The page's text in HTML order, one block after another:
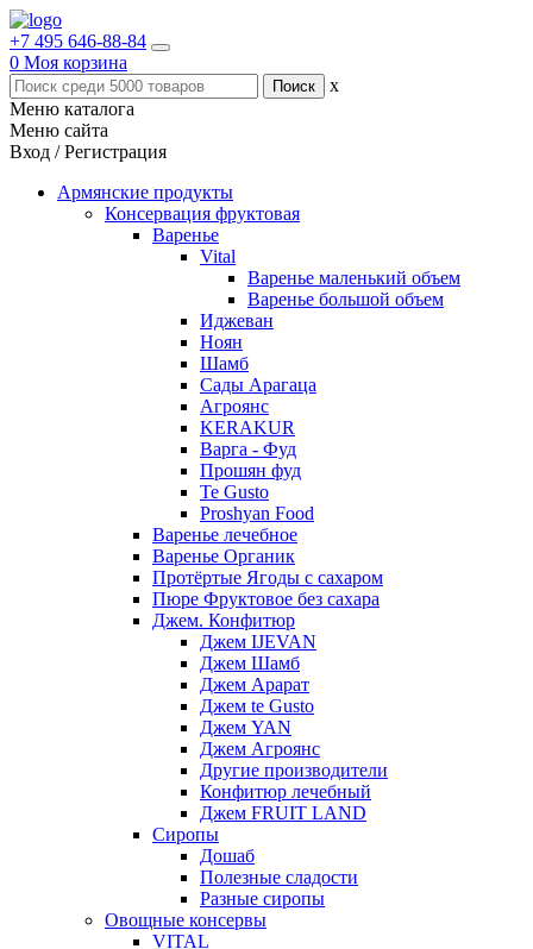
+7 495 646-88-84
0 Моя корзина
x
Меню каталога
Меню сайта
Вход / Регистрация
Армянские продукты
Консервация фруктовая
Варенье
Vital
Варенье маленький объем
Варенье большой объем
Иджеван
Ноян
Шамб
Сады Арагаца
Агроянс
KERAKUR
Варга - Фуд
Прошян фуд
Te Gusto
Proshyan Food
Варенье лечебное
Варенье Органик
Протёртые Ягоды с сахаром
Пюре Фруктовое без сахара
Джем. Конфитюр
Джем IJEVAN
Джем Шамб
Джем Арарат
Джем te Gusto
Джем YAN
Джем Агроянс
Другие производители
Конфитюр лечебный
Джем FRUIT LAND
Сиропы
Дошаб
Полезные сладости
Разные сиропы
Овощные консервы
VITAL